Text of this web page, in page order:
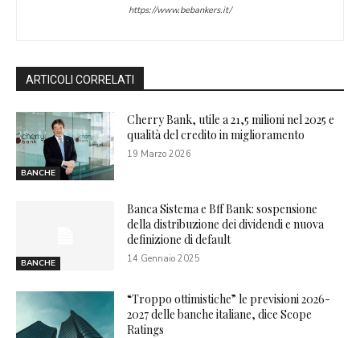
https://www.bebankers.it/
ARTICOLI CORRELATI
BANCHE
Cherry Bank, utile a 21,5 milioni nel 2025 e
qualità del credito in miglioramento
19 Marzo 2026
BANCHE
Banca Sistema e Bff Bank: sospensione
della distribuzione dei dividendi e nuova
definizione di default
14 Gennaio 2025
“Troppo ottimistiche” le previsioni 2026-
2027 delle banche italiane, dice Scope
Ratings